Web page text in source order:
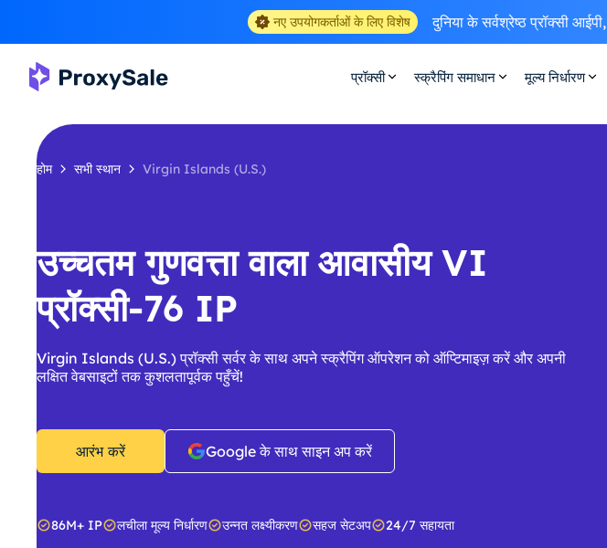
नए उपयोगकर्ताओं के लिए विशेष दुनिया के सर्वश्रेष्ठ प्रॉक्सी आईपी,
प्रॉक्सी स्क्रैपिंग समाधान मूल्य निर्धारण
होम सभी स्थान Virgin Islands (U.S.)
उच्चतम गुणवत्ता वाला आवासीय VI
प्रॉक्सी-76 IP
Virgin Islands (U.S.) प्रॉक्सी सर्वर के साथ अपने स्क्रैपिंग ऑपरेशन को ऑप्टिमाइज़ करें और अपनी
लक्षित वेबसाइटों तक कुशलतापूर्वक पहुँचें!
आरंभ करें Google के साथ साइन अप करें
86M+ IP लचीला मूल्य निर्धारण उन्नत लक्ष्यीकरण सहज सेटअप 24/7 सहायता